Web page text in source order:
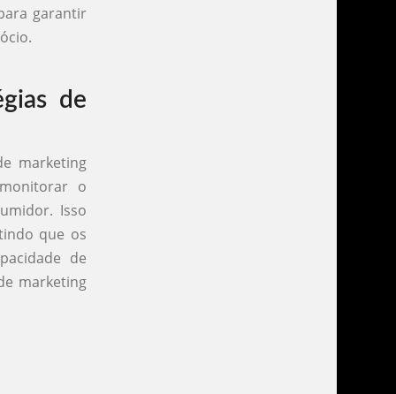
garantir
de
marketing
o
Isso
que os
de
marketing